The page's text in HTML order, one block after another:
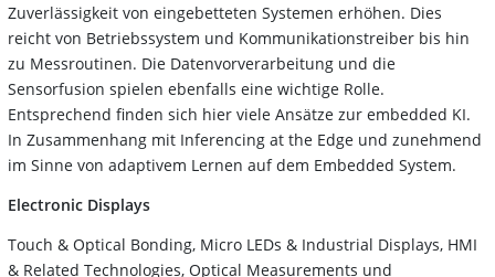
Zuverlässigkeit von eingebetteten Systemen erhöhen. Dies
reicht von Betriebssystem und Kommunikationstreiber bis hin
zu Messroutinen. Die Datenvorverarbeitung und die
Sensorfusion spielen ebenfalls eine wichtige Rolle.
Entsprechend finden sich hier viele Ansätze zur embedded KI.
In Zusammenhang mit Inferencing at the Edge und zunehmend
im Sinne von adaptivem Lernen auf dem Embedded System.
Electronic Displays
Touch & Optical Bonding, Micro LEDs & Industrial Displays, HMI
& Related Technologies, Optical Measurements und